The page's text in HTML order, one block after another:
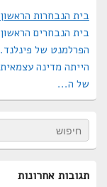
בית הנבחרות הראשון
בית הנבחרים
הפרלמנט של
של ה...
Search
for:
תגובות אחרונות